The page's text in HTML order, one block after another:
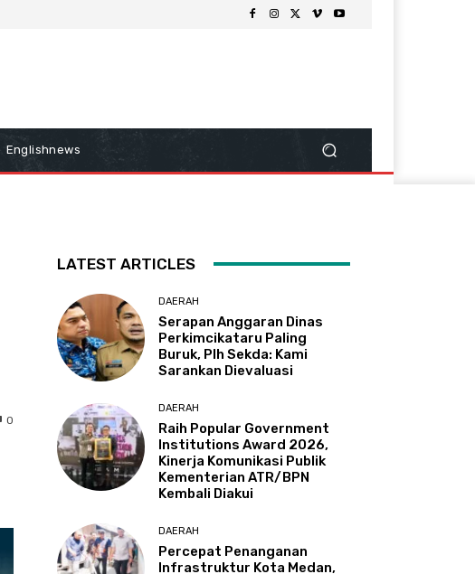
Englishnews
0
LATEST ARTICLES
DAERAH
Serapan Anggaran Dinas
Perkimcikataru Paling
Buruk, Plh Sekda: Kami
Sarankan Dievaluasi
DAERAH
Raih Popular Government
Institutions Award 2026,
Kinerja Komunikasi Publik
Kementerian ATR/BPN
Kembali Diakui
DAERAH
Percepat Penanganan
Infrastruktur Kota Medan,